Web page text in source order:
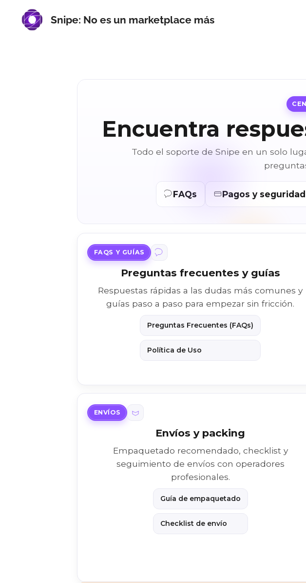
Snipe: No es un marketplace más
Encuentra
Todo el soporte de Snipe en un solo
FAQs Pagos y seguridad
FAQS Y GUÍAS
Preguntas frecuentes y guías
Respuestas rápidas a las dudas más comunes y
guías paso a paso para empezar sin fricción.
Preguntas Frecuentes (FAQs)
Política de Uso
ENVÍOS
Envíos y packing
Empaquetado recomendado, checklist y
seguimiento de envíos con operadores
profesionales.
Guía de empaquetado
Checklist de envío